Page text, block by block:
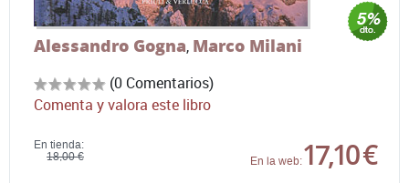
Alessandro Gogna, Marco Milani
(0 Comentarios)
Comenta y valora este libro
En tienda:
18,00 €
En la web:17,10 €